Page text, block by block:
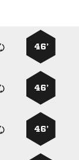
46’
46’
46’